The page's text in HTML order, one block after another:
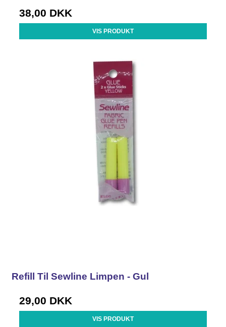
38,00 DKK
VIS PRODUKT
Refill Til Sewline Limpen - Gul
29,00 DKK
VIS PRODUKT